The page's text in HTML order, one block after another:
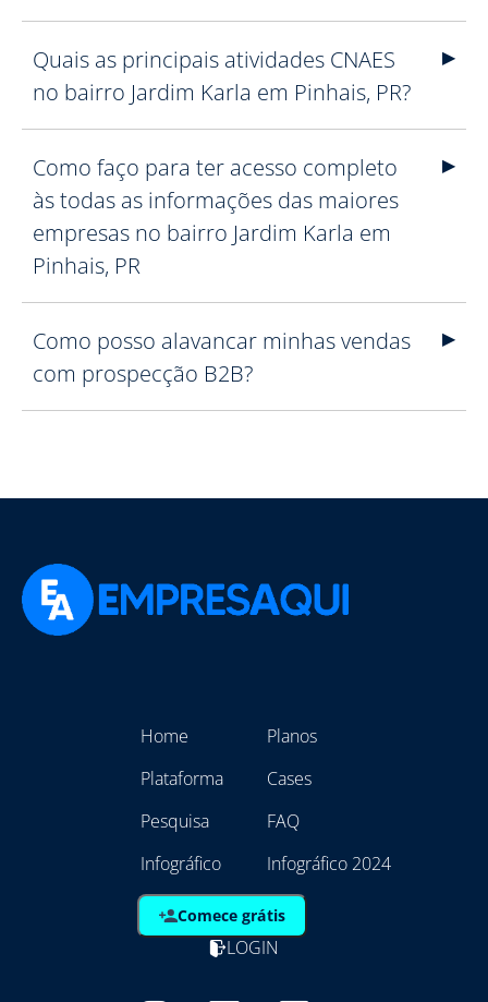
Quais as principais atividades CNAES
no bairro Jardim Karla em Pinhais, PR?
Como faço para ter acesso completo
às todas as informações das maiores
empresas no bairro Jardim Karla em
Pinhais, PR
Como posso alavancar minhas vendas
com prospecção B2B?
Home
Plataforma
Pesquisa
Infográfico
Planos
Cases
FAQ
Infográfico 2024
Comece grátis
LOGIN